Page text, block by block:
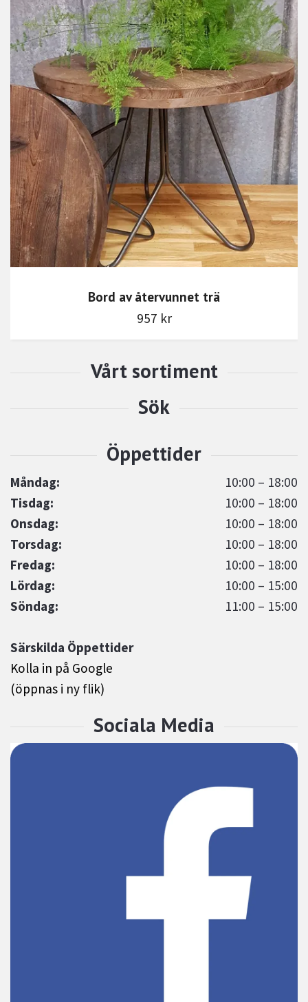
Måndag:
10:00 – 18:00
Tisdag:
10:00 – 18:00
Onsdag:
10:00 – 18:00
Torsdag:
10:00 – 18:00
Fredag:
10:00 – 18:00
Lördag:
10:00 – 15:00
Söndag:
11:00 – 15:00
Särskilda Öppettider
Kolla in på Google
(öppnas i ny flik)
Bord av återvunnet trä
957 kr